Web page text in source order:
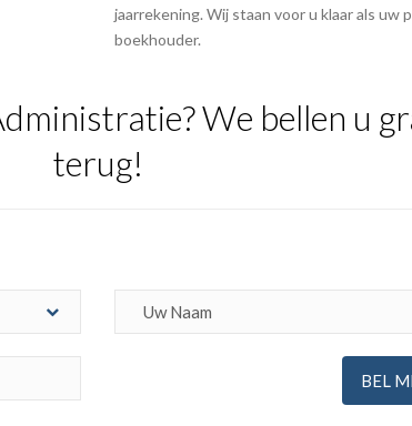
jaarrekening. Wij staan voor u klaar als uw
boekhouder.
We bellen u
terug!